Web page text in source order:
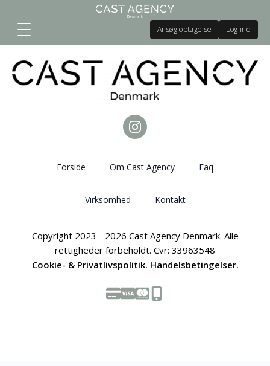
Ansøg optagelse Log ind
Forside Om Cast Agency Faq
Virksomhed Kontakt
Copyright 2023 - 2026 Cast Agency Denmark. Alle
rettigheder forbeholdt. Cvr: 33963548
Cookie- & Privatlivspolitik. Handelsbetingelser.